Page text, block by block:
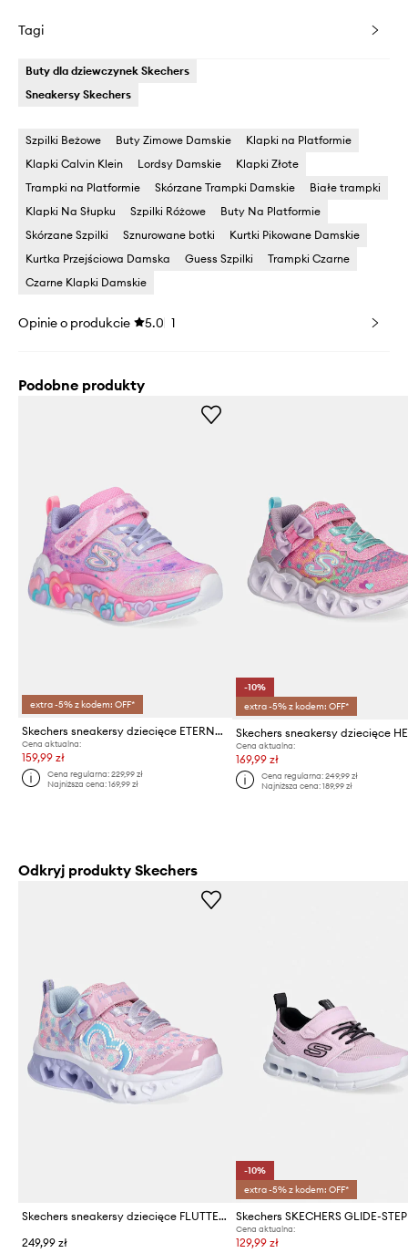
Tagi
Buty dla dziewczynek Skechers
Sneakersy Skechers
Szpilki Beżowe Buty Zimowe Damskie
Klapki na Platformie
Klapki Calvin Klein
Lordsy Damskie
Klapki Złote
Trampki na Platformie
Skórzane Trampki Damskie
Białe trampki
Klapki Na Słupku
Szpilki Różowe
Buty Na Platformie
Skórzane Szpilki
Sznurowane botki
Kurtki Pikowane Damskie
Kurtka Przejściowa Damska
Guess Szpilki
Trampki Czarne
Czarne Klapki Damskie
Opinie o produkcie 5.0 1
Podobne produkty
extra -5% z kodem: OFF*
Skechers sneakersy dziecięce ETERNAL HEART LIGHTS
Cena aktualna:
159,99 zł
Cena regularna:229,99 zł
Najniższa cena:169,99 zł
-10%
extra -5% z kodem: OFF*
Cena aktualna:
169,99 zł
Cena regularna: 249,99 zł
Najniższa cena: 189,99 zł
Odkryj produkty Skechers
Skechers sneakersy dziecięce FLUTTER HEART LIGHTS
249,99 zł
-10%
extra -5% z kodem: OFF*
Cena aktualna:
129,99 zł